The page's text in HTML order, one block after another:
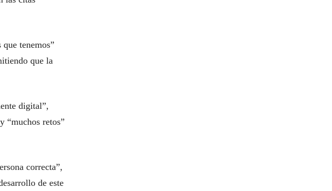
tenemos”
que la
digital”,
“muchos retos”
correcta”,
de este